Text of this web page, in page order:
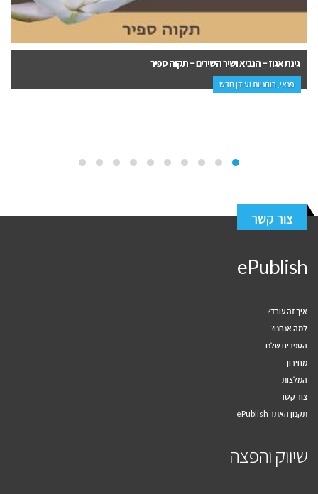
גינת אגוז – הנביא ושיר השירים – תקוה ספיר
פנאי, רוחניות ועידן חדש
צור קשר
ePublish
איך זה עובד?
למה אנחנו?
הספרים שלנו
מחירון
המלצות
צור קשר
תקנון האתר ePublish
שיווק והפצה